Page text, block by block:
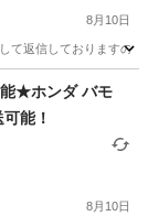
8月10日
て返信しております
★ホンダ バモ
能！
8月10日